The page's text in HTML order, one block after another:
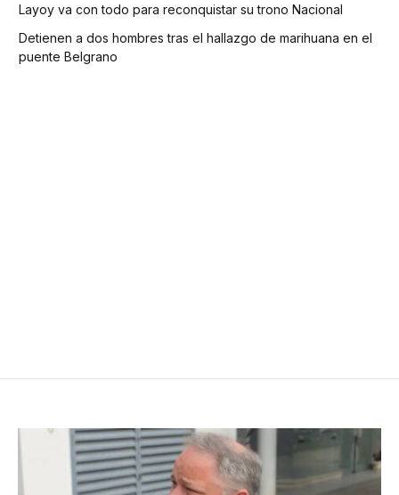
Layoy va con todo para reconquistar su trono Nacional
Detienen a dos hombres tras el hallazgo de marihuana en el
puente Belgrano